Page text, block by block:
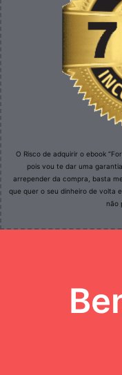
O Risco de adquirir o ebook
pois vou te dar uma
arrepender da compra, basta
que quer o seu dinheiro de volta
não